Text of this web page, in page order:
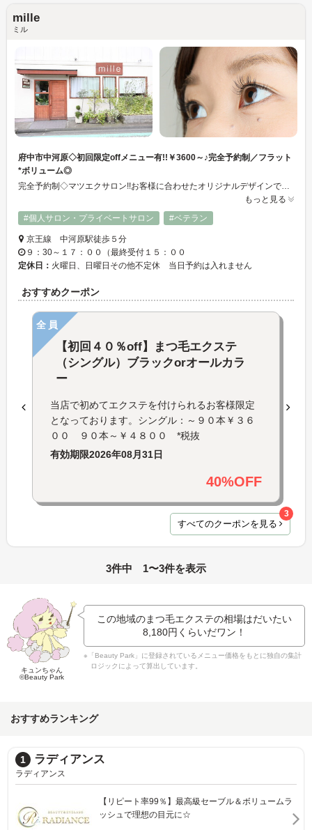
mille
ミル
府中市中河原◇初回限定offメニュー有!!￥3600～♪完全予約制／フラット
*ボリューム◎
もっと見る
#個人サロン・プライベートサロン
#ベテラン
京王線 中河原駅徒歩５分
９：30～１７：００（最終受付１５：００
定休日： 火曜日、日曜日その他不定休 当日予約は入れません
おすすめクーポン
全員
【初回４０％off】まつ毛エクステ
（シングル）ブラックorオールカラ
ー
当店で初めてエクステを付けられるお客様限定
となっております。シングル：～９０本￥３６
００ ９０本～￥４８００ *税抜
有効期限2026年08月31日
40%OFF
すべてのクーポンを見る
3
3件中 1〜3件を表示
キュンちゃん
©Beauty Park
この地域のまつ毛エクステの相場はだいたい
8,180円 くらいだワン！
※「Beauty Park」に登録されているメニュー価格をもとに独自の集計
ロジックによって算出しています。
おすすめランキング
1 ラディアンス
ラディアンス
【リピート率99％】最高級セーブル＆ボリュームラ
ッシュで理想の目元に☆